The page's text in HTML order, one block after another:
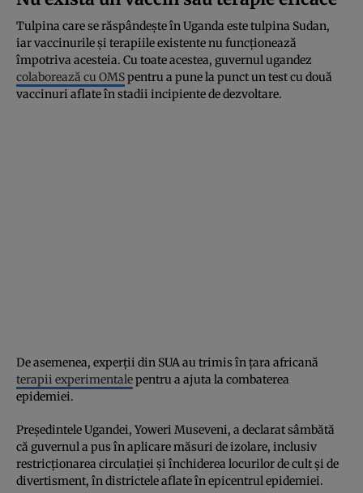
Tulpina care se răspândește în Uganda este tulpina Sudan,
iar vaccinurile și terapiile existente nu funcționează
împotriva acesteia. Cu toate acestea, guvernul ugandez
colaborează cu OMSpentru a pune la punct un test cu două
vaccinuri aflate în stadii incipiente de dezvoltare.
De asemenea, experții din SUA au trimis în țara africană
terapii experimentalepentru a ajuta la combaterea
epidemiei.
Președintele Ugandei, Yoweri Museveni, a declarat sâmbătă
că guvernul a pus în aplicare măsuri de izolare, inclusiv
restricționarea circulației și închiderea locurilor de cult și de
divertisment, în districtele aflate în epicentrul epidemiei.